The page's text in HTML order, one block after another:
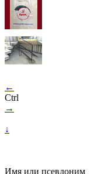
←
Ctrl
→
↓
Имя или псевдоним